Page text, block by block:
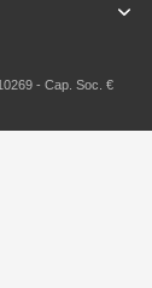
- Cap. Soc. €